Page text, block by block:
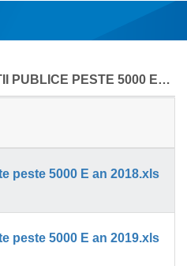
CONTRACTE ACHIZIȚII PUBLICE PESTE 5000 EURO
peste 5000 E an 2018.xls
peste 5000 E an 2019.xls